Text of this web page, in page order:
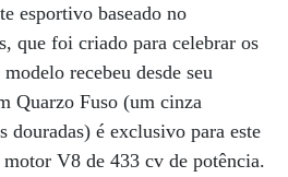
esportivo baseado no
que foi criado para celebrar os
recebeu desde seu
Quarzo Fuso (um cinza
douradas) é exclusivo para este
V8 de 433 cv de potência.